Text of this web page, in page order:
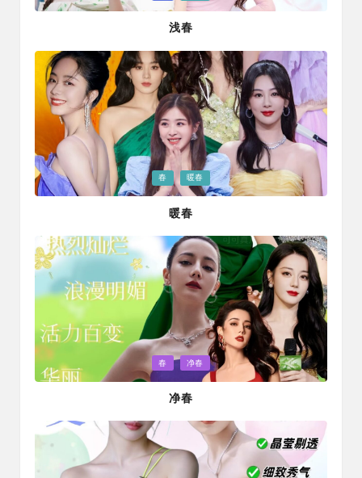
in
浅春
Posted
in
春 暖春
暖春
Posted
in
春 净春
净春